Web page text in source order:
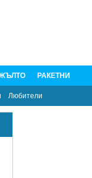
РАКЕТНИ
Любители